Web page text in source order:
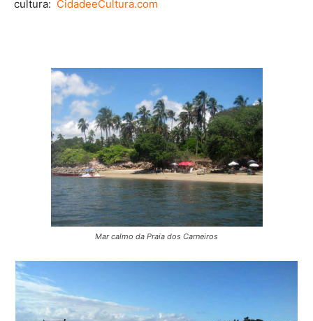
cultura: CidadeeCultura.com
Mar calmo da Praia dos Carneiros